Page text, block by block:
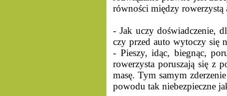
równości między
- Jak uczy doświadczenie,
czy przed auto wytoczy się
- Pieszy, idąc, biegnąc,
rowerzysta poruszają się z
masę. Tym samym
powodu tak niebezpieczne